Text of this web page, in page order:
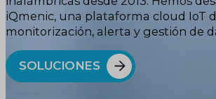
iQmenic, una plataforma cloud IoT
monitorización, alerta y gestión de
SOLUCIONES